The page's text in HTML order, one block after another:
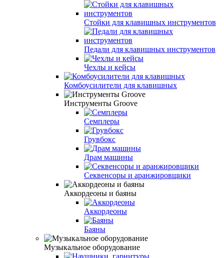
Стойки для клавишных инструментов
Педали для клавишных инструментов
Чехлы и кейсы
Комбоусилители для клавишных
Инструменты Groove
Семплеры
Грувбокс
Драм машины
Секвенсоры и аранжировщики
Аккордеоны и баяны
Аккордеоны
Баяны
Музыкальное оборудование